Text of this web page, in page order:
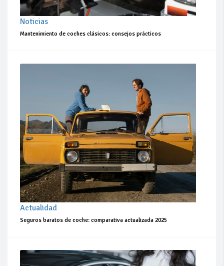
Noticias
Mantenimiento de coches clásicos: consejos prácticos
Actualidad
Seguros baratos de coche: comparativa actualizada 2025